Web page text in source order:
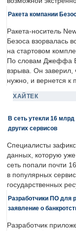
Ракета компании
Ракета-носитель
Безоса взорвалась
на стартовом
По словам Джеффа
взрыва. Он заверил,
нужно, и вернется к
ХАЙТЕК
В сеть утекли 16 млрд
других сервисов
Специалисты
данных, которую
сеть попали почти
в популярных
государственных
Разработчики ПО для
заявление о
Разработчик